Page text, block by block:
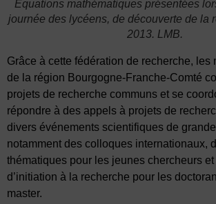
Équations mathématiques présentées
journée des lycéens, de découverte de la
2013. LMB.
Grâce à cette fédération de recherche, les
de la région Bourgogne-Franche-Comté
projets de recherche communs et se
répondre à des appels à projets de
divers événements scientifiques de
notamment des colloques internationaux,
thématiques pour les jeunes chercheurs
d’initiation à la recherche pour les
master.